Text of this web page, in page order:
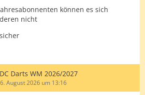
können es sich
nicht
Darts WM 2026/2027
6. August 2026 um 13:16